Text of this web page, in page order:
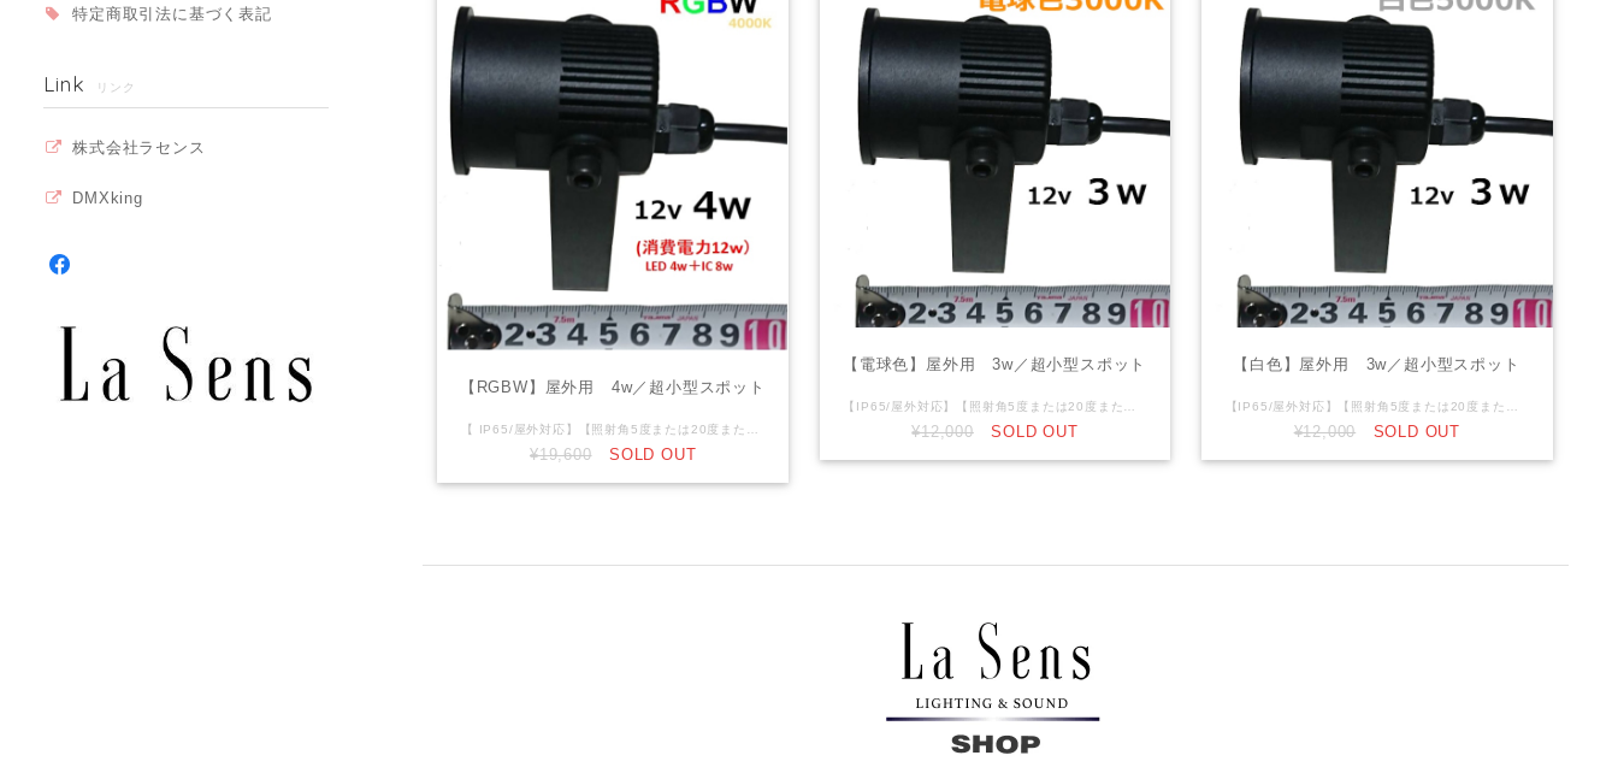
特定商取引法に基づく表記
Link リンク
株式会社ラセンス
DMXking
【RGBW】屋外用 4w／超小型スポット
¥19,600 SOLD OUT
【電球色】屋外用 3w／超小型スポット
¥12,000 SOLD OUT
【白色】屋外用 3w／超小型スポット
¥12,000 SOLD OUT